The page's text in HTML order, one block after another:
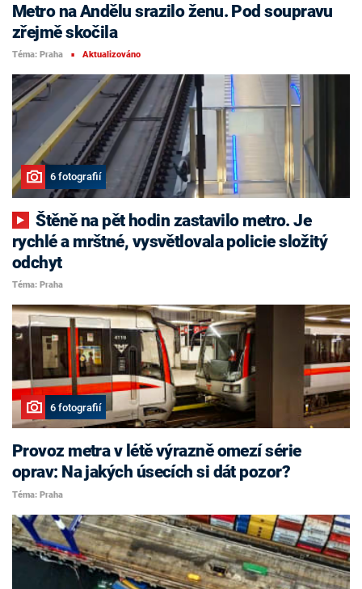
Metro na Andělu srazilo ženu. Pod soupravu
zřejmě skočila
Téma: Praha ■ Aktualizováno
6 fotografií
Štěně na pět hodin zastavilo metro. Je
rychlé a mrštné, vysvětlovala policie složitý
odchyt
Téma: Praha
6 fotografií
Provoz metra v létě výrazně omezí série
oprav: Na jakých úsecích si dát pozor?
Téma: Praha